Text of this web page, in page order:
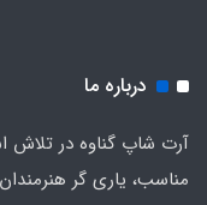
درباره ما
آرت شاپ گناوه در تلاش
مناسب، یاری گر